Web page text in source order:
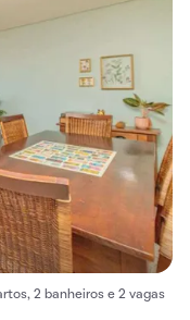
2 banheiros e 2 vagas